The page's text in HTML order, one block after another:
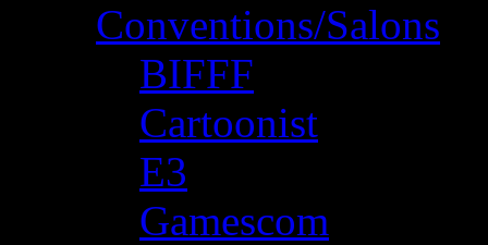
Conventions/Salons
BIFFF
Cartoonist
E3
Gamescom